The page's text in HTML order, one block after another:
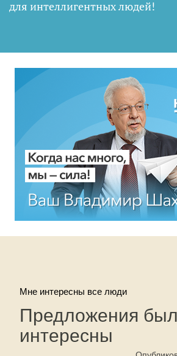
для интеллигентных людей!
Мне интересны все люди
Предложения
интересны